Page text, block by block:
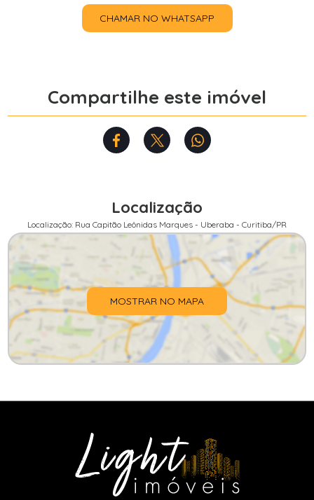
CHAMAR NO WHATSAPP
Compartilhe este imóvel
Localização
Localização: Rua Capitão Leônidas Marques - Uberaba - Curitiba/PR
MOSTRAR NO MAPA